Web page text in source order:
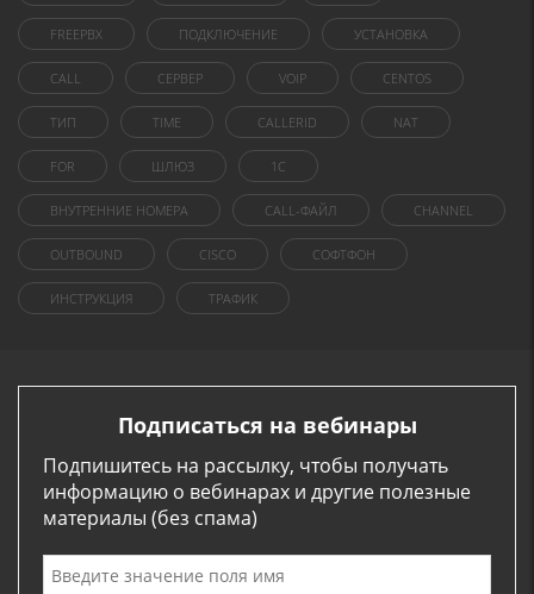
FREEPBX ПОДКЛЮЧЕНИЕ УСТАНОВКА
CALL СЕРВЕР VOIP CENTOS
ТИП TIME CALLERID NAT
FOR ШЛЮЗ 1C
ВНУТРЕННИЕ НОМЕРА CALL-ФАЙЛ CHANNEL
OUTBOUND CISCO СОФТФОН
ИНСТРУКЦИЯ ТРАФИК
Подписаться на вебинары
Подпишитесь на рассылку, чтобы получать
информацию о вебинарах и другие полезные
материалы (без спама)